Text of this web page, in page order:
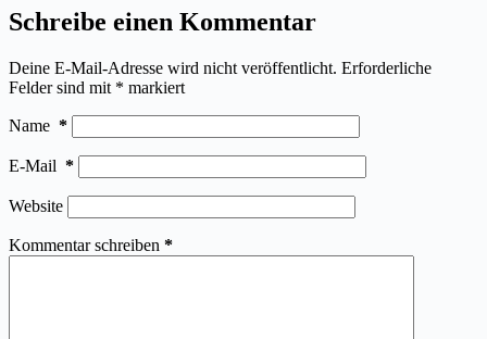
Schreibe einen Kommentar
Deine E-Mail-Adresse wird nicht veröffentlicht. Erforderliche
Felder sind mit * markiert
Name *
E-Mail *
Website
Kommentar schreiben *